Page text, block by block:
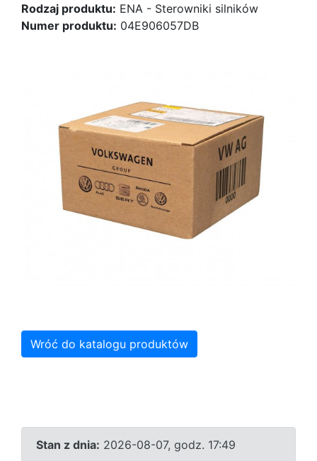
Rodzaj produktu: ENA - Sterowniki silników
Numer produktu: 04E906057DB
Wróć do katalogu produktów
Stan z dnia: 2026-08-07, godz. 17:49